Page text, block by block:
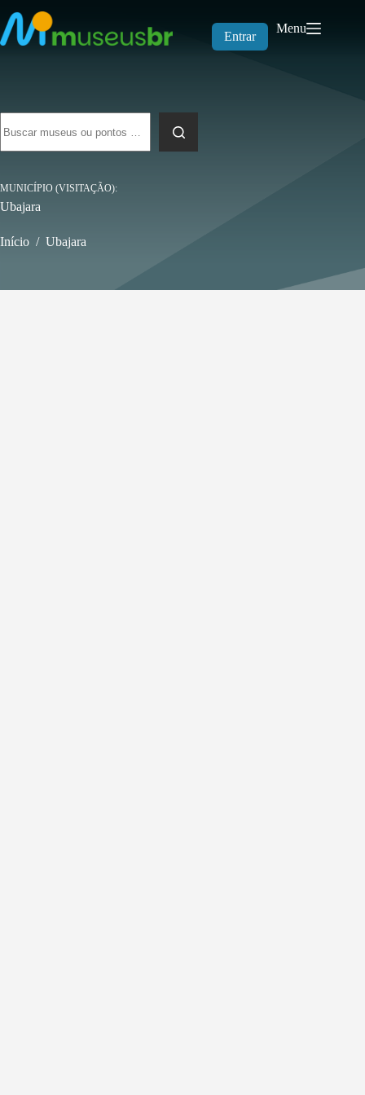
para
o
conteúdo
Entrar
Menu
resultados
MUNICÍPIO (VISITAÇÃO)
Ubajara
Início / Ubajara